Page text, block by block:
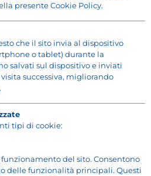
presente Cookie Policy.
che il sito invia al dispositivo
o tablet) durante la
salvati sul dispositivo e inviati
successiva, migliorando
tipi di cookie:
del sito. Consentono
delle funzionalità principali. Questi